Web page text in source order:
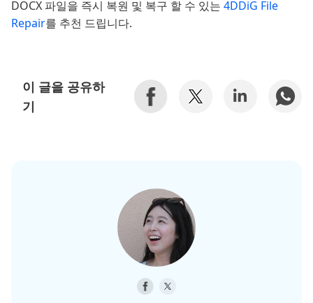
DOCX 파일을 즉시 복원 및 복구 할 수 있는 4DDiG File
Repair를 추천 드립니다.
이 글을 공유하
기